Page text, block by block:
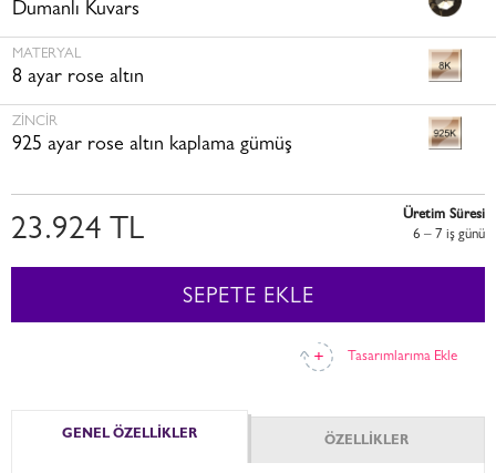
Dumanlı Kuvars
MATERYAL
8 ayar rose altın
ZINCIR
925 ayar rose altın kaplama gümüş
Tasarımlarıma Ekle
23.924 TL
Üretim Süresi
6 – 7 i̇ş günü
SEPETE EKLE
GENEL ÖZELLİKLER ÖZELLİKLER